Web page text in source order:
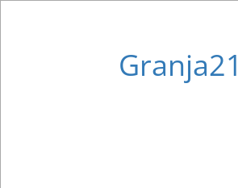
Granja21